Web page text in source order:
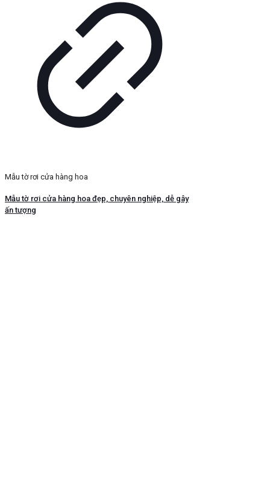
Mẫu tờ rơi cửa hàng hoa
Mẫu tờ rơi cửa hàng hoa đẹp, chuyên nghiệp, dễ gây
ấn tượng